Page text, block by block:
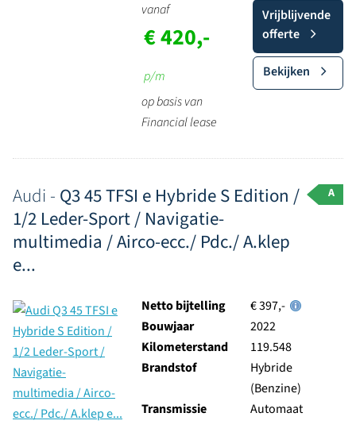
vanaf
€ 420,-
p/m
op basis van
Financial lease
Vrijblijvende
offerte
Bekijken
Audi - Q3 45 TFSI e Hybride S Edition /
1/2 Leder-Sport / Navigatie-
multimedia / Airco-ecc./ Pdc./ A.klep
e...
A
Netto bijtelling
€ 397,-
Bouwjaar
2022
Kilometerstand
119.548
Brandstof
Hybride
(Benzine)
Transmissie
Automaat